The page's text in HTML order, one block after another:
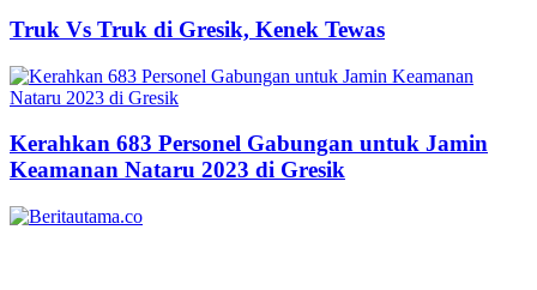
Truk Vs Truk di Gresik, Kenek Tewas
Kerahkan 683 Personel Gabungan untuk Jamin
Keamanan Nataru 2023 di Gresik